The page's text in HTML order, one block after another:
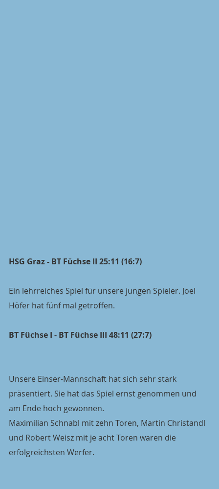
HSG Graz - BT Füchse II 25:11 (16:7)
Ein lehrreiches Spiel für unsere jungen Spieler. Joel
Höfer hat fünf mal getroffen.
BT Füchse I - BT Füchse III 48:11 (27:7)
Unsere Einser-Mannschaft hat sich sehr stark
präsentiert. Sie hat das Spiel ernst genommen und
am Ende hoch gewonnen.
Maximilian Schnabl mit zehn Toren, Martin Christandl
und Robert Weisz mit je acht Toren waren die
erfolgreichsten Werfer.